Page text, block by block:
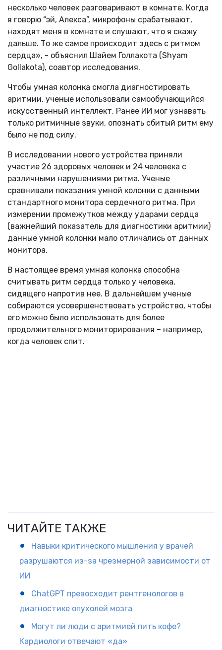
несколько человек разговаривают в комнате. Когда
я говорю “эй, Алекса”, микрофоны срабатывают,
находят меня в комнате и слушают, что я скажу
дальше. То же самое происходит здесь с ритмом
сердца», - объяснил Шайем Голлакота (Shyam
Gollakota), соавтор исследования.
Чтобы умная колонка смогла диагностировать
аритмии, ученые использовали самообучающийся
искусственный интеллект. Ранее ИИ мог узнавать
только ритмичные звуки, опознать сбитый ритм ему
было не под силу.
В исследовании нового устройства приняли
участие 26 здоровых человек и 24 человека с
различными нарушениями ритма. Ученые
сравнивали показания умной колонки с данными
стандартного монитора сердечного ритма. При
измерении промежутков между ударами сердца
(важнейший показатель для диагностики аритмии)
данные умной колонки мало отличались от данных
монитора.
В настоящее время умная колонка способна
считывать ритм сердца только у человека,
сидящего напротив нее. В дальнейшем ученые
собираются усовершенствовать устройство, чтобы
его можно было использовать для более
продолжительного мониторирования – например,
когда человек спит.
ЧИТАЙТЕ ТАКЖЕ
Навыки критического мышления у врачей
разрушаются из-за чрезмерной зависимости от
ИИ
ChatGPT превосходит рентгенологов в
диагностике опухолей мозга
Могут ли люди с аритмией пить кофе?
Кардиологи отвечают «да»